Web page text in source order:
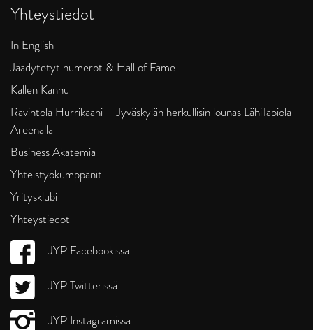
Yhteystiedot
In English
Jäädytetyt numerot & Hall of Fame
Kallen Kannu
Ravintola Hurrikaani – Jyväskylän herkullisin lounas LähiTapiola
Areenalla
Business Akatemia
Yhteistyökumppanit
Yritysklubi
Yhteystiedot
JYP Facebookissa
JYP Twitterissä
JYP Instagramissa